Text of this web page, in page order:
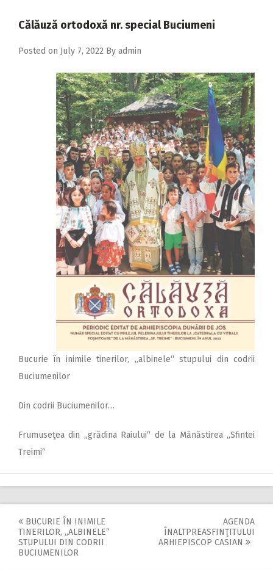
2017
2016
Călăuză ortodoxă nr. special Buciumeni
Posted on July 7, 2022 By admin
Bucurie în inimile tinerilor, „albinele“ stupului din codrii
Buciumenilor
Din codrii Buciumenilor…
Frumuseţea din „grădina Raiului“ de la Mănăstirea „Sfintei
Treimi“
Post
navigation
BUCURIE ÎN INIMILE
TINERILOR, „ALBINELE“
STUPULUI DIN CODRII
BUCIUMENILOR
AGENDA
ÎNALTPREASFINŢITULUI
ARHIEPISCOP CASIAN